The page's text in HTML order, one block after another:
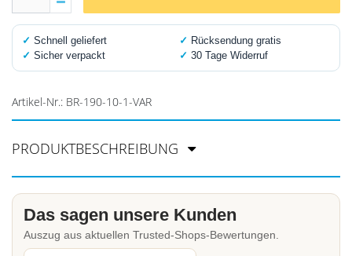
✓ Schnell geliefert ✓ Rücksendung gratis
✓ Sicher verpackt ✓ 30 Tage Widerruf
Artikel-Nr.: BR-190-10-1-VAR
PRODUKTBESCHREIBUNG
Das sagen unsere Kunden
Auszug aus aktuellen Trusted-Shops-Bewertungen.